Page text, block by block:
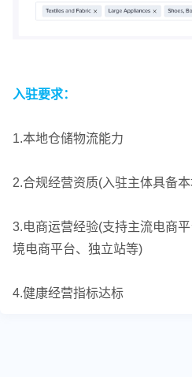
入驻要求：
1.本地仓储物流能力
2.合规经营资质(入驻主体具备
3.电商运营经验(支持主流电商
境电商平台、独立站等)
4.健康经营指标达标